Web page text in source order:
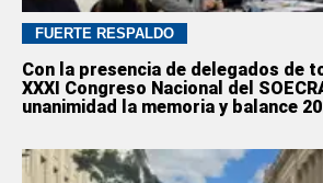
FUERTE RESPALDO
Con la presencia de delegados de
XXXI Congreso Nacional del
unanimidad la memoria y balance